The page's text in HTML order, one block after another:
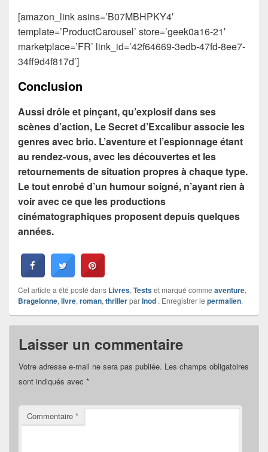
[amazon_link asins=’B07MBHPKY4′
template=’ProductCarousel’ store=’geek0a16-21′
marketplace=’FR’ link_id=’42f64669-3edb-47fd-8ee7-
34ff9d4f817d’]
Conclusion
Aussi drôle et pinçant, qu’explosif dans ses
scènes d’action, Le Secret d’Excalibur associe les
genres avec brio. L’aventure et l’espionnage étant
au rendez-vous, avec les découvertes et les
retournements de situation propres à chaque type.
Le tout enrobé d’un humour soigné, n’ayant rien à
voir avec ce que les productions
cinématographiques proposent depuis quelques
années.
Cet article a été posté dans Livres, Testset marqué comme aventure,
Bragelonne, livre, roman, thrillerparInod . Enregistrer le permalien.
Laisser un commentaire
Votre adresse e-mail ne sera pas publiée. Les champs obligatoires
sont indiqués avec *
Commentaire *